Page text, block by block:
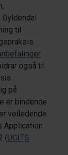
Gyldendal
til
også til
på
er bindende
veiledende.
Application
(UCITS